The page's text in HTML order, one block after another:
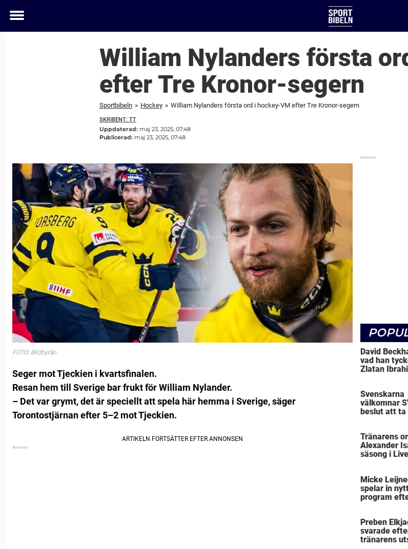
Toggle
William Nylanders första
efter Tre Kronor-segern
Sportbibeln » Hockey » William Nylanders första ord i hockey-VM efter Tre Kronor-segern
SKRIBENT: TT
Uppdaterad: maj 23, 2025, 07:48
Publicerad: maj 23, 2025, 07:48
FOTO: Bildbyrån
Seger mot Tjeckien i kvartsfinalen.
Resan hem till Sverige bar frukt för William Nylander.
– Det var grymt, det är speciellt att spela här hemma i Sverige, säger
Torontostjärnan efter 5–2 mot Tjeckien.
David
vad han
Zlatan
Svenskarna
välkomnar
beslut att
Tränarens
Alexander
säsong i
Micke
spelar in
program
Preben
svarade
tränarens